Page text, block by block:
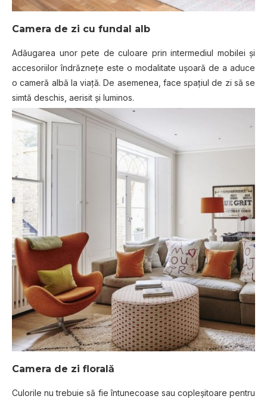
Camera de zi cu fundal alb
Adăugarea unor pete de culoare prin intermediul mobilei și
accesoriilor îndrăznețe este o modalitate ușoară de a aduce
o cameră albă la viață. De asemenea, face spațiul de zi să se
simtă deschis, aerisit și luminos.
Camera de zi florală
Culorile nu trebuie să fie întunecoase sau copleșitoare pentru